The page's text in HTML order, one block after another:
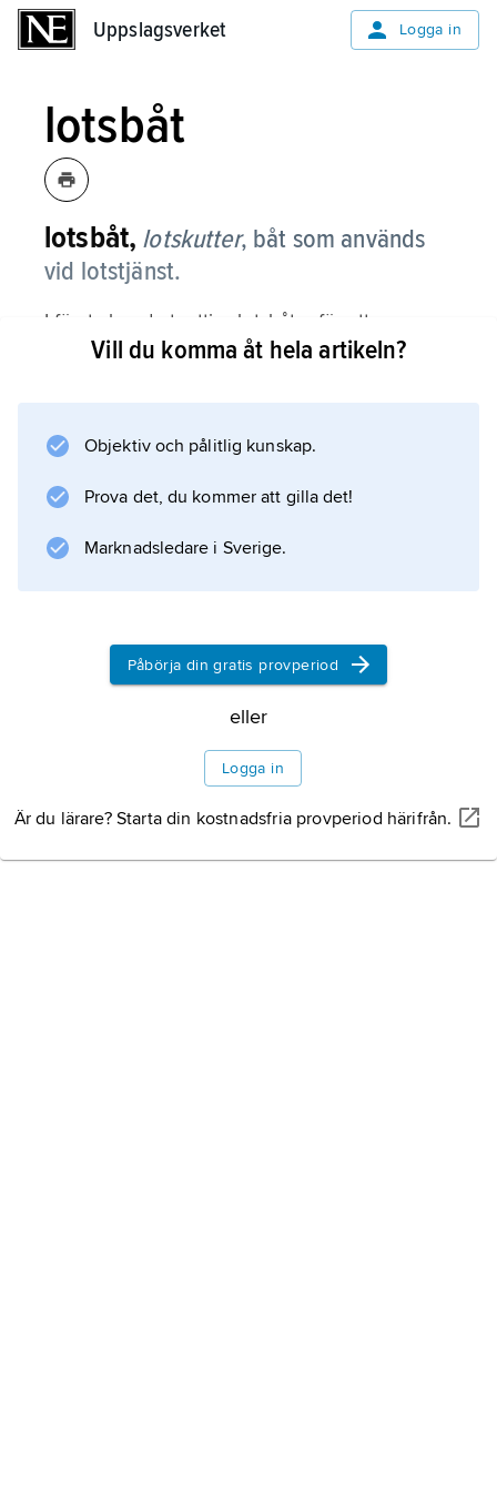
Uppslagsverket Logga in
lotsbåt
lotsbåt, lotskutter, båt som används
vid lotstjänst.
I första hand utnyttjas lotsbåtar för att
transportera lotsar till och från lotssökande
Vill du komma åt hela artikeln?
Objektiv och pålitlig kunskap.
Prova det, du kommer att gilla det!
Marknadsledare i Sverige.
Påbörja din gratis provperiod
eller
Logga in
Är du lärare? Starta din kostnadsfria provperiod härifrån.